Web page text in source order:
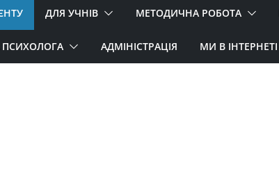
ДЛЯ УЧНІВ МЕТОДИЧНА РОБОТА
ПСИХОЛОГА АДМІНІСТРАЦІЯ МИ В ІНТЕРНЕТІ